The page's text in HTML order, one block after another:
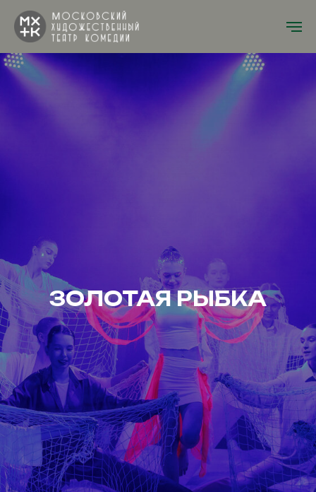
ЗОЛОТАЯ РЫБКА